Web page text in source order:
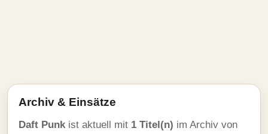
Archiv & Einsätze
Daft Punkist aktuell mit 1 Titel(n) im Archiv von